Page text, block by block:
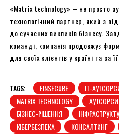
«Matrix technology» – не просто
технологічний партнер, який з
до сучасних викликів бізнесу.
команді, компанія продовжує
для своїх клієнтів у країні та за
TAGS: FINSECURE IT-
MATRIX TECHNOLOGY
БІЗНЕС-РІШЕННЯ
КІБЕРБЕЗПЕКА
КОНСАЛТИНГ